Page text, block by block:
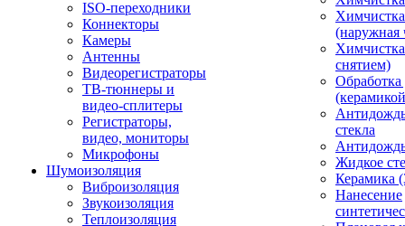
ISO-переходники
Коннекторы
Камеры
Антенны
Видеорегистраторы
ТВ-тюннеры и
видео-сплитеры
Регистраторы,
видео, мониторы
Микрофоны
Шумоизоляция
Виброизоляция
Звукоизоляция
Теплоизоляция
(наружная
снятием)
Обработка
стекла
Жидкое
Керамика
Нанесение